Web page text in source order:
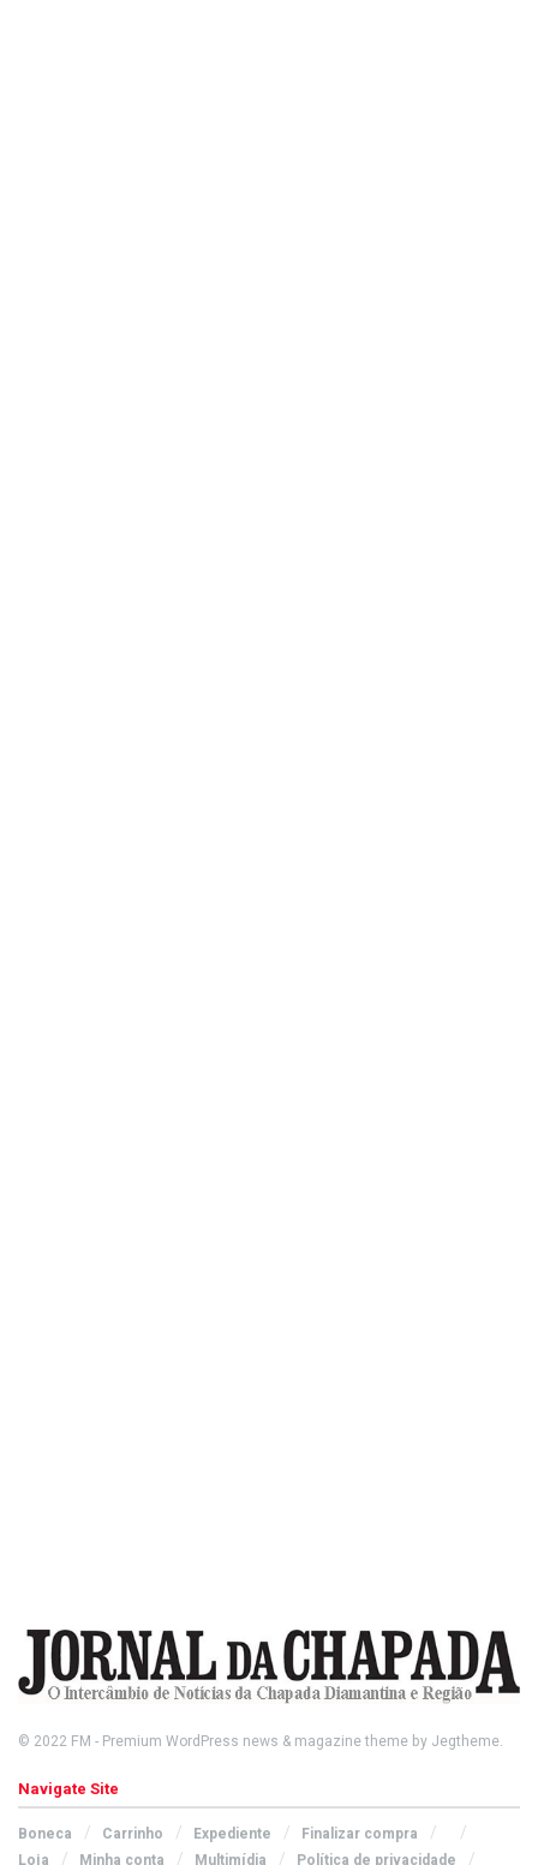
© 2022 FM - Premium WordPress news & magazine theme by Jegtheme.
Navigate Site
Boneca Carrinho Expediente
Finalizar compra